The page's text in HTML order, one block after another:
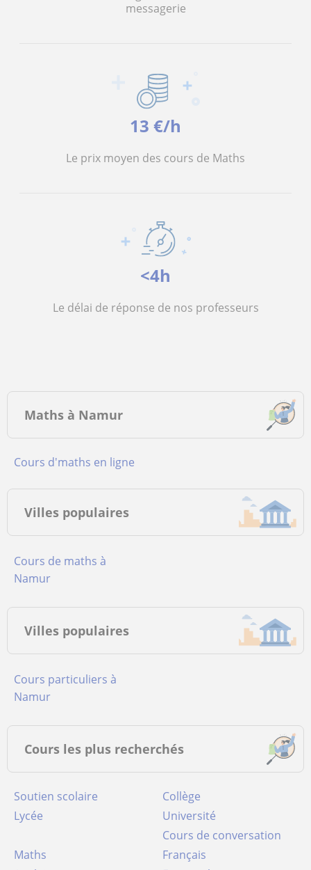
messagerie
13 €/h
Le prix moyen des cours de Maths
<4h
Le délai de réponse de nos professeurs
Maths à Namur
Cours d'maths en ligne
Villes populaires
Cours de maths à
Namur
Villes populaires
Cours particuliers à
Namur
Cours les plus recherchés
Soutien scolaire
Collège
Lycée
Université
Cours de conversation
Maths
Français